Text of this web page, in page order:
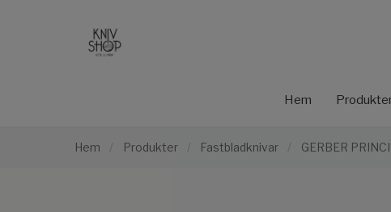
Hem
Hem / Produkter / Fastbladknivar / GERBER